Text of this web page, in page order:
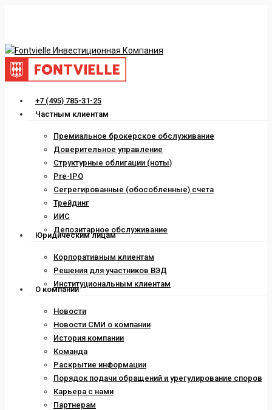
content
Menu
+7 (495) 785-31-25
Частным клиентам
Премиальное брокерское обслуживание
Доверительное управление
Структурные облигации (ноты)
Pre-IPO
Сегрегированные (обособленные) счета
Трейдинг
ИИС
Депозитарное обслуживание
Юридическим лицам
Корпоративным клиентам
Решения для участников ВЭД
Институциональным клиентам
О компании
Новости
Новости СМИ о компании
История компании
Команда
Раскрытие информации
Порядок подачи обращений и урегулирование споров
Карьера с нами
Партнерам